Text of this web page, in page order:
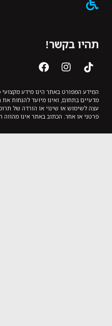
תהיו בקשר!
המידע המפורט באתר הינו מידע
מדעיים בתחום, ואינו מיועד להנחות
עצה לשימוש או שינוי או הורדה של
פרטני או אחר. הכתוב באתר אינו מהווה